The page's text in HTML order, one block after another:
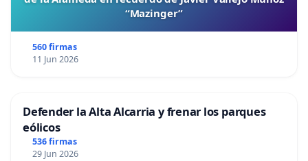
“Mazinger”
560 firmas
11 Jun 2026
Defender la Alta Alcarria y frenar los parques
eólicos
536 firmas
29 Jun 2026